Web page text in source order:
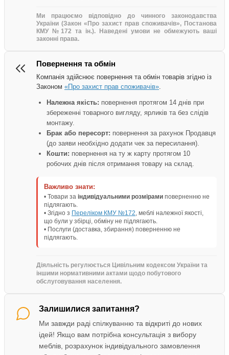
Ми працюємо відповідно до чинного законодавства
України (Закон «Про захист прав споживачів», Постанова
КМУ №172 та ін.). Наведені умови не обмежують ваші
законні права.
Повернення та обмін
Компанія здійснює повернення та обмін товарів згідно із
Законом «Про захист прав споживачів».
Належна якість: повернення протягом 14 днів при
збереженні товарного вигляду, ярликів та без слідів
монтажу.
Брак або пересорт: повернення за рахунок Продавця
(до заяви необхідно додати чек за пересилання).
Кошти: повернення на ту ж карту протягом 10
робочих днів після отримання товару на склад.
Важливо знати:
• Товари за індивідуальними розмірами поверненню не
підлягають.
• Згідно з Переліком КМУ №172, меблі належної якості,
що були у збірці, обміну не підлягають.
• Послуги (доставка, збирання) поверненню не
підлягають.
Діяльність регулюється Цивільним кодексом України та
іншими нормативними актами щодо побутового
обслуговування населення.
Залишилися запитання?
Ми завжди раді спілкуванню та відкриті до нових
ідей! Якщо вам потрібна консультація з вибору
меблів, розрахунок індивідуального замовлення